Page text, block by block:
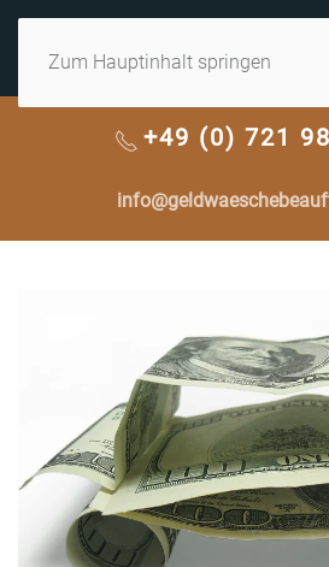
Zum Hauptinhalt springen
+49 (0) 721